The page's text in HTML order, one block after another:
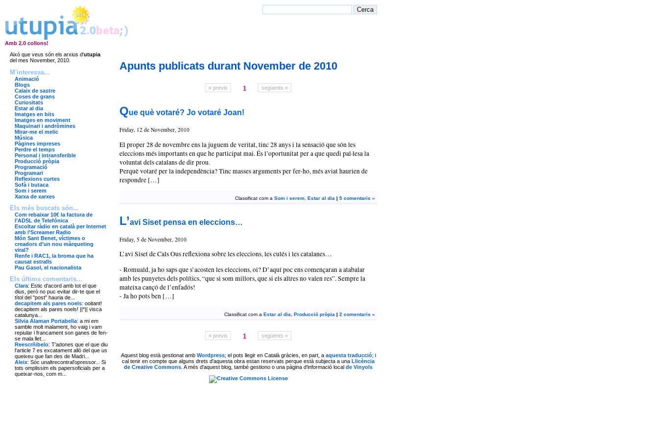
Amb 2.0 collons!
Això que veus són els arxius d'utupia
del mes November, 2010.
M'interessa...
Animació
Blogs
Calaix de sastre
Coses de grans
Curiositats
Estar al dia
Imatges en bits
Imatges en moviment
Maquinari i andròmines
Mirar-me el melic
Música
Pàgines impreses
Perdre el temps
Personal i intransferible
Producció pròpia
Programació
Programari
Reflexions curtes
Sofà i butaca
Som i serem
Xarxa de xarxes
Els més buscats són...
Com rebaixar 10€ la factura de
l’ADSL de Telefónica
Escoltar ràdio en català per Internet
amb l’Screamer Radio
Món Sant Benet, víctimes o
creadors d’un nou màrqueting
viral?
Renfe i RAC1, la broma que ha
causat estralls
Pau Gasol, el nacionalista
Els últims comentaris...
Clara: Estic d'acord amb tot el que
dius, però no puc evitar dir-te que el
títol del "post" hauria de...
decapitem als pares noels: ooitant!
decapitem als pares noels! ||*|| visca
catalunya...
Silvia Alaman Portabella: a mi em
samble molt malament, ho vaig i vam
repiular i francament son ganes de fen-
se mala llet...
Reescrñibelo: T'adones que el que diu
l'article 7 es excatament allò del que us
queixeu que fan des de Madri...
Aleix: Sóc unaltrecontral'opressor... Si
tots omplissim els papersoficials per a
queixar-nos, com m...
Apunts publicats durant November de 2010
« previs 1 següents »
Que què votaré? Jo votaré Joan!
Friday, 12 de November, 2010
El proper 28 de novembre ens la juguem de veritat, tinc 28 anys i la sensació que són les
eleccions més importants en que he participat mai. És l’oportunitat per a que quedi pal·lesa la
voluntat dels catalans de dir prou.
Perquè votaré per la independència? Tinc masses arguments per fer-ho, més aviat haurien de
respondre […]
Classificat com a Som i serem Estar al dia | 5 comentaris »
L’avi Siset pensa en eleccions…
Friday, 5 de November, 2010
L’avi Siset de Cals Ous reflexiona sobre les eleccions, les culés i les catalanes…
- Romuald, ja ho saps que s’acosten les eleccions, oi? D’aquí poc ens començaran a atabalar
amb les punyetes dels polítics, “que si som millors, que si els altres no valen res”. Sempre la
mateixa cançó de l’enfadós!
- Ja ho pots ben […]
Classificat com a Estar al dia Producció pròpia | 2 comentaris »
« previs 1 següents »
Aquest blog està gestionat amb Wordpress; el pots llegir en Català gràcies, en part, a aquesta traducció; i
cal tenir en compte que alguns drets d'aquesta obra estan reservats perque està subjecta a una Llicència
de Creative Commons A més d'aquest blog, també gestiono o una pàgina d'informació local de Vinyols